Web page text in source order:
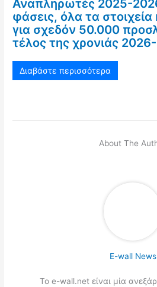
Αναπληρωτές 2025-
φάσεις, όλα τα στοιχεία
για σχεδόν 50.000
τέλος της χρονιάς
Διαβάστε περισσότερα
About The
E-wall News
Το e-wall.net είναι μία